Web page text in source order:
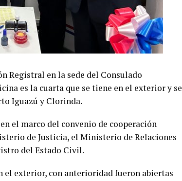
Registral en la sede del Consulado
es la cuarta que se tiene en el exterior y se
Iguazú y Clorinda.
el marco del convenio de cooperación
de Justicia, el Ministerio de Relaciones
del Estado Civil.
el exterior, con anterioridad fueron abiertas